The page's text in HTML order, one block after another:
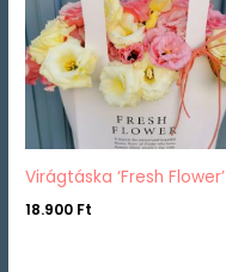
Virágtáska ‘Fresh Flower’
18.900 Ft